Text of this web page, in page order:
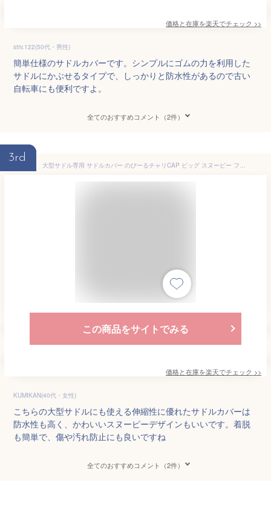
価格と在庫を楽天でチェック >>
strv.122(50代・男性)
簡単仕様のサドルカバーです。シンプルにゴムの力を利用した
サドルにかぶせるタイプで、しっかりと防水性があるので古い
自転車にも便利ですよ。
全てのおすすめコメント（2件）
3rd
大型サドル専用 サドルカバー のびーるチャリCAP ビッグ スヌーピー フレンズ ブラウン ブラック フライングエース 自転車 電動自転車 アシスト 防水 雨 自転車カバー かわいい キズ 汚れ ギフト プレゼント
この商品をサイトでみる
価格と在庫を楽天でチェック >>
KUMIKAN(40代・女性)
こちらの大型サドルにも使える伸縮性に優れたサドルカバーは
防水性も高く、かわいいスヌーピーデザインもいいです。着脱
も簡単で、傷や汚れ防止にも良いですね
全てのおすすめコメント（2件）